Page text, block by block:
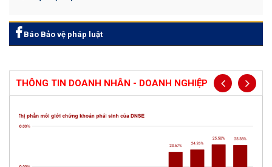
Báo Bảo vệ pháp luật
THÔNG TIN DOANH NHÂN - DOANH NGHIỆP